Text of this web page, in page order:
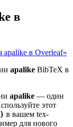
в
apalike в Overleaf»
apalike BibTeX в
apalike — один
этот
в вашем tex-
для нового